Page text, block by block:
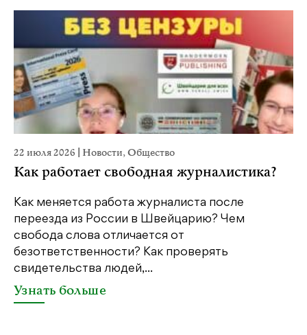
22 июля 2026 Новости,Общество
Как работает свободная журналистика?
Как меняется работа журналиста после
переезда из России в Швейцарию? Чем
свобода слова отличается от
безответственности? Как проверять
свидетельства людей,...
Узнать больше